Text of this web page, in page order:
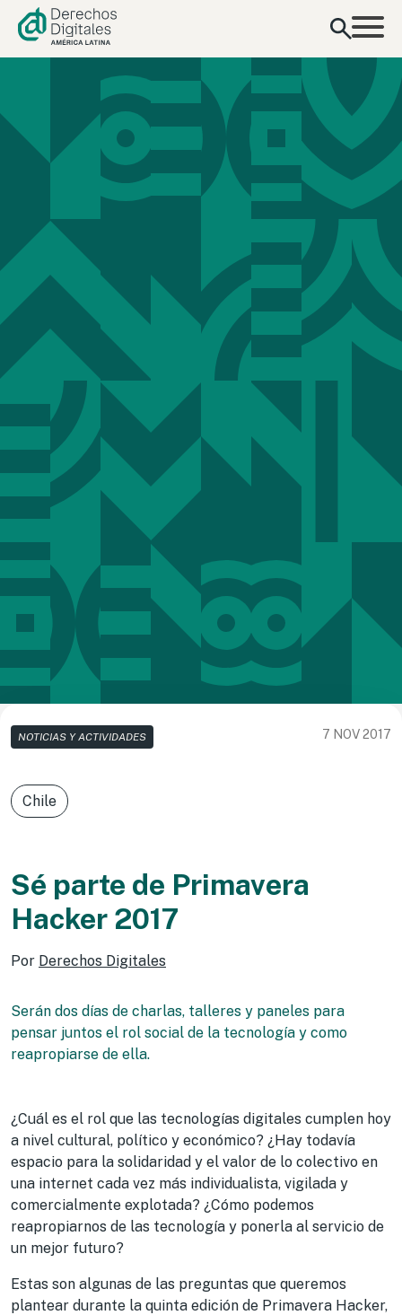
contenido
NOTICIAS Y ACTIVIDADES 7 NOV 2017
Chile
Sé parte de Primavera
Hacker 2017
Por Derechos Digitales
Serán dos días de charlas, talleres y paneles para
pensar juntos el rol social de la tecnología y como
reapropiarse de ella.
¿Cuál es el rol que las tecnologías digitales cumplen hoy
a nivel cultural, político y económico? ¿Hay todavía
espacio para la solidaridad y el valor de lo colectivo en
una internet cada vez más individualista, vigilada y
comercialmente explotada? ¿Cómo podemos
reapropiarnos de las tecnología y ponerla al servicio de
un mejor futuro?
Estas son algunas de las preguntas que queremos
plantear durante la quinta edición de Primavera Hacker,